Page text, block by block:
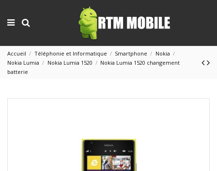
Accueil Téléphonie et Informatique Smartphone
Nokia
Nokia Lumia
Nokia Lumia 1520
Nokia Lumia 1520 changement
batterie